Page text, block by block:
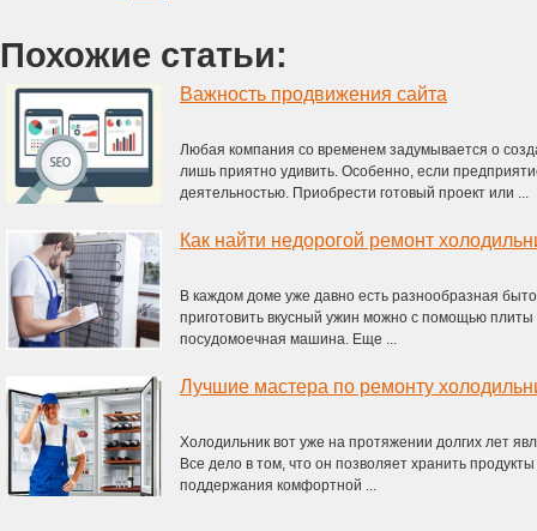
Похожие статьи:
Важность продвижения сайта
Любая компания со временем задумывается о
лишь приятно удивить. Особенно, если
деятельностью. Приобрести готовый проект или ...
Как найти недорогой ремонт
В каждом доме уже давно есть разнообразная
приготовить вкусный ужин можно с помощью плиты
посудомоечная машина. Еще ...
Лучшие мастера по ремонту
Холодильник вот уже на протяжении долгих лет
Все дело в том, что он позволяет хранить
поддержания комфортной ...